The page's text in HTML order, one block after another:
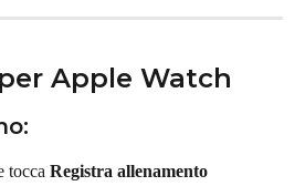
Apple Watch
tocca Registra allenamento